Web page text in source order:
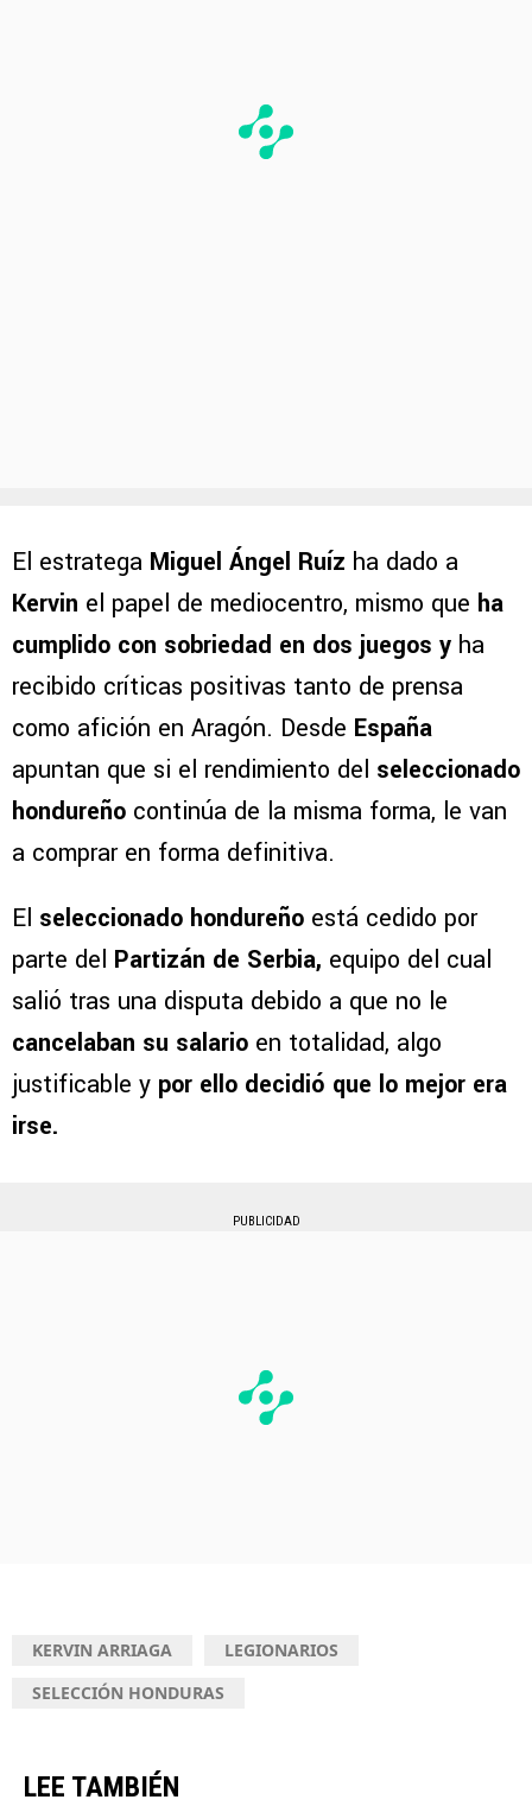
El estratega Miguel Ángel Ruíz ha dado a
Kervin el papel de mediocentro, mismo que ha
cumplido con sobriedad en dos juegos y ha
recibido críticas positivas tanto de prensa
como afición en Aragón. Desde España
apuntan que si el rendimiento del seleccionado
hondureño continúa de la misma forma, le van
a comprar en forma definitiva.
El seleccionado hondureño está cedido por
parte del Partizán de Serbia, equipo del cual
salió tras una disputa debido a que no le
cancelaban su salario en totalidad, algo
justificable y por ello decidió que lo mejor era
irse.
PUBLICIDAD
KERVIN ARRIAGA
LEGIONARIOS
SELECCIÓN HONDURAS
LEE TAMBIÉN